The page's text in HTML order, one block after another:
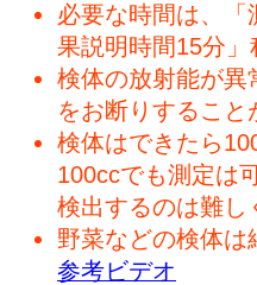
必要な時間は、
果説明時間15分」
検体の放射能が異
をお断りすること
検体はできたら
100ccでも測定は
検出するのは難し
野菜などの検体
参考ビデオ